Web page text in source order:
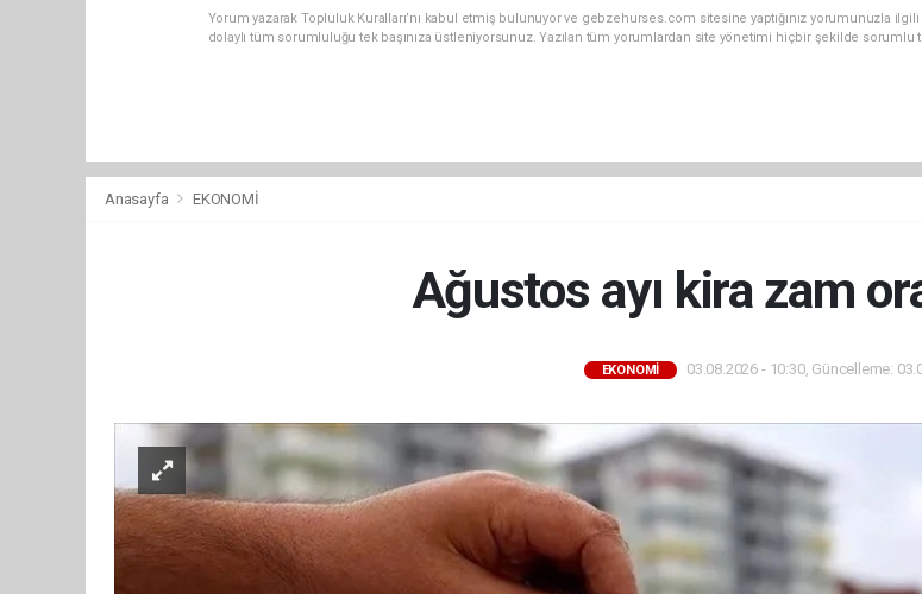
Yorum yazarak Topluluk Kuralları’nı kabul etmiş bulunuyor ve gebzehurses.com sitesine yaptığınız yorumunuzla
dolaylı tüm sorumluluğu tek başınıza üstleniyorsunuz. Yazılan tüm yorumlardan site yönetimi hiçbir şekilde sorumlu
Anasayfa EKONOMİ
Ağustos ayı kira zam
EKONOMİ 03.08.2026 - 10:30, Güncelleme: